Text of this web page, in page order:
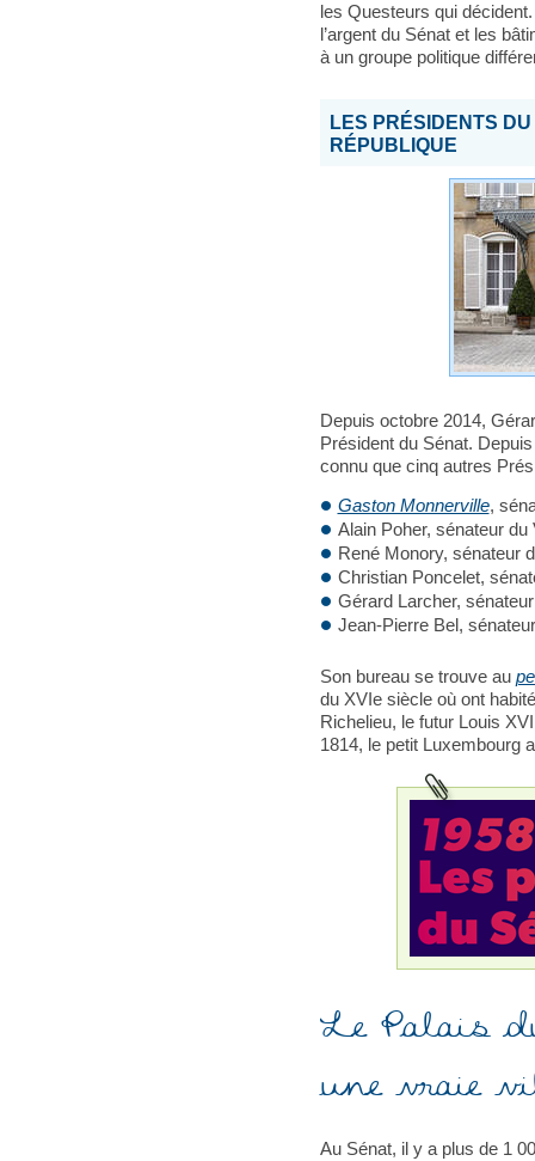
les Questeurs qui
l’argent du Sénat et les
à un groupe politique
LES PRÉSIDENTS
RÉPUBLIQUE
Depuis octobre 2014,
Président du Sénat.
connu que cinq autres
Gaston Monnerville,
Alain Poher, sénateur du
René Monory, sénateur
Christian Poncelet,
Gérard Larcher,
Jean-Pierre Bel,
Son bureau se trouve au
du XVIe siècle où ont
Richelieu, le futur Louis
1814, le petit Luxembourg
Le Palais
une vraie
Au Sénat, il y a plus de 1